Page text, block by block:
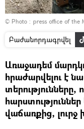
© Photo : press office of the
Բաժանորդագրվել
Առաջադեմ
հրաժարվելու է
տերությունները,
վաճառքից, լուրջ